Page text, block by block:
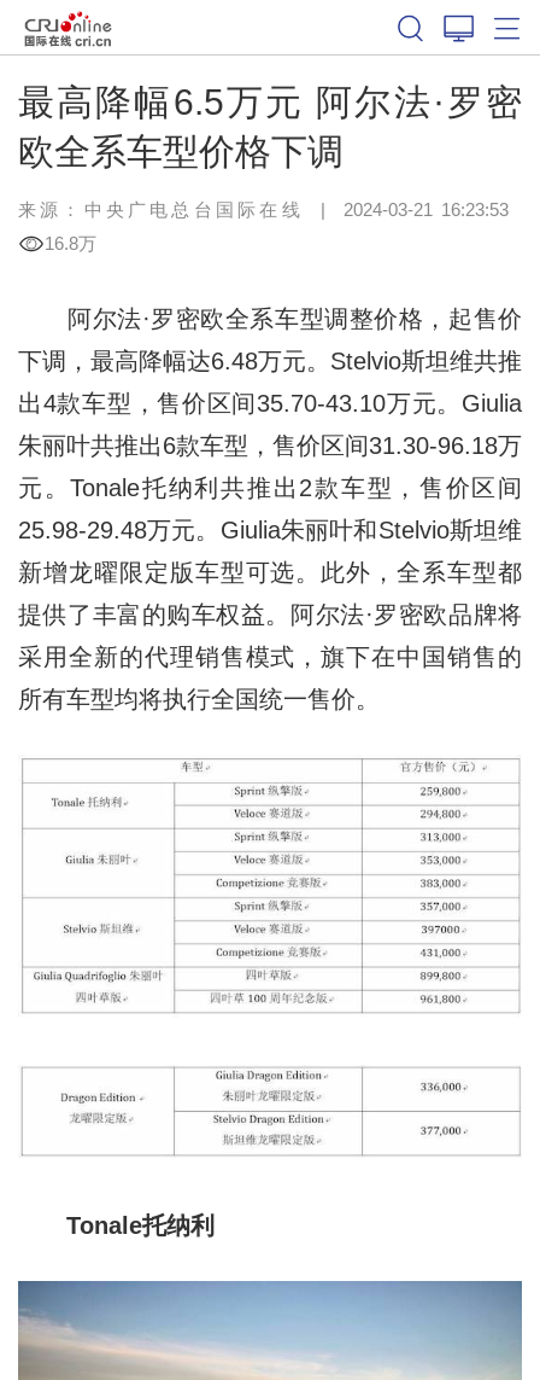
最高降幅6.5万元 阿尔法·罗密
欧全系车型价格下调
来源： 中央广电总台国际在线 | 2024-03-21 16:23:53
16.8万
阿尔法·罗密欧全系车型调整价格，起售价
下调，最高降幅达6.48万元。Stelvio斯坦维共推
出4款车型，售价区间35.70-43.10万元。Giulia
朱丽叶共推出6款车型，售价区间31.30-96.18万
元。Tonale托纳利共推出2款车型，售价区间
25.98-29.48万元。Giulia朱丽叶和Stelvio斯坦维
新增龙曜限定版车型可选。此外，全系车型都
提供了丰富的购车权益。阿尔法·罗密欧品牌将
采用全新的代理销售模式，旗下在中国销售的
所有车型均将执行全国统一售价。
Tonale托纳利